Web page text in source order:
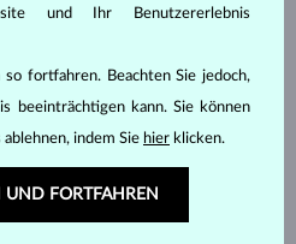
und Ihr Benutzererlebnis
fortfahren. Beachten Sie jedoch,
beeinträchtigen kann. Sie können
indem Sie hier klicken.
UND FORTFAHREN